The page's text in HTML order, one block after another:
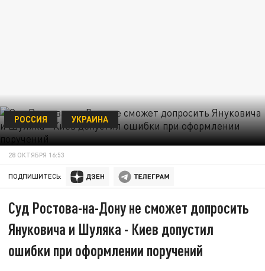
РОССИЯ УКРАИНА
28 ОКТЯБРЯ 16:53
ПОДПИШИТЕСЬ:
Суд Ростова-на-Дону не сможет допросить
Януковича и Шуляка - Киев допустил
ошибки при оформлении поручений